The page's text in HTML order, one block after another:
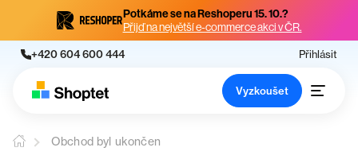
Potkáme se na Reshoperu 15. 10.?
Přijď na největší e-commerce akci v ČR.
+420 604 600 444 Přihlásit
Vyzkoušet
Obchod byl ukončen